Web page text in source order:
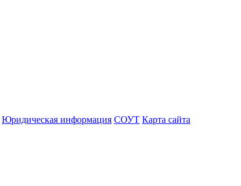
Юридическая информация СОУТ Карта сайта